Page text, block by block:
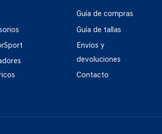
Guía de compras
Guía de tallas
Envíos y
devoluciones
Contacto